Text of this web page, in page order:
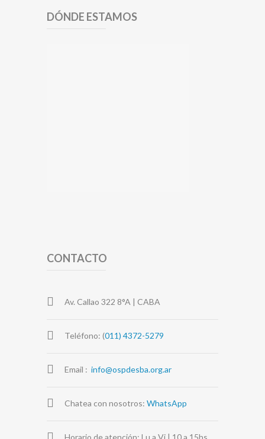
DÓNDE ESTAMOS
CONTACTO
Av. Callao 322 8°A | CABA
Teléfono: (011) 4372-5279
Email : info@ospdesba.org.ar
Chatea con nosotros: WhatsApp
Horario de atención: Lu a Vi | 10 a 15hs